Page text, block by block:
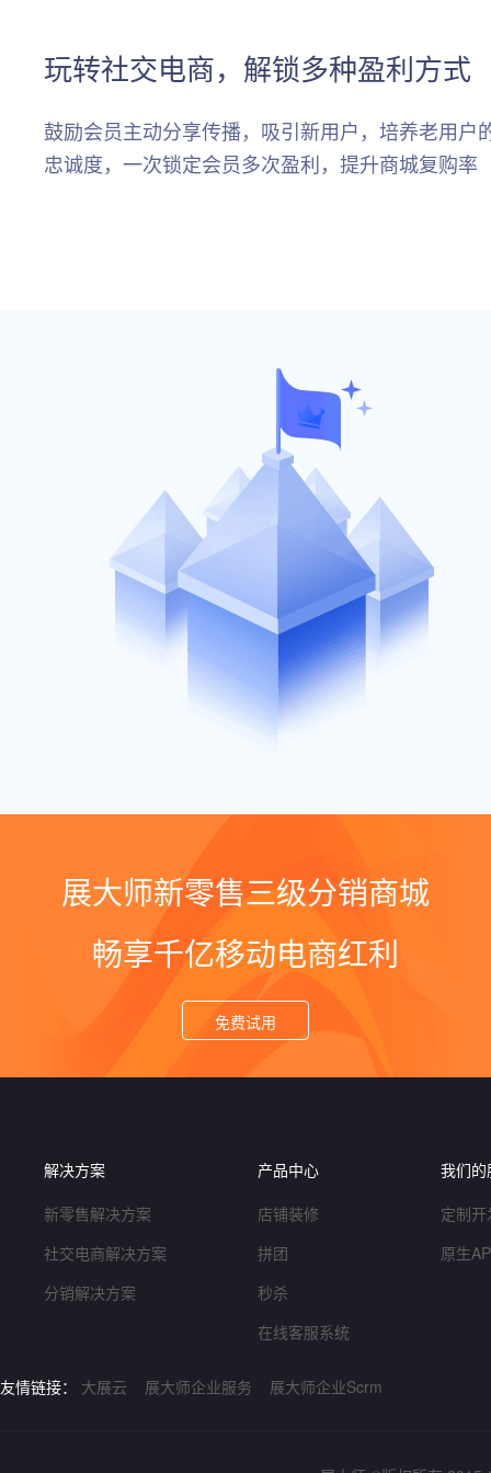
玩转社交电商，解锁多种盈利方式
鼓励会员主动分享传播，吸引新用户，培养老用户
忠诚度，一次锁定会员多次盈利，提升商城复购率
展大师新零售三级分销商城
畅享千亿移动电商红利
免费试用
解决方案
新零售解决方案
社交电商解决方案
分销解决方案
产品中心
店铺装修
拼团
秒杀
在线客服系统
我们的
定制
原生
友情链接： 大展云 展大师企业服务 展大师企业Scrm